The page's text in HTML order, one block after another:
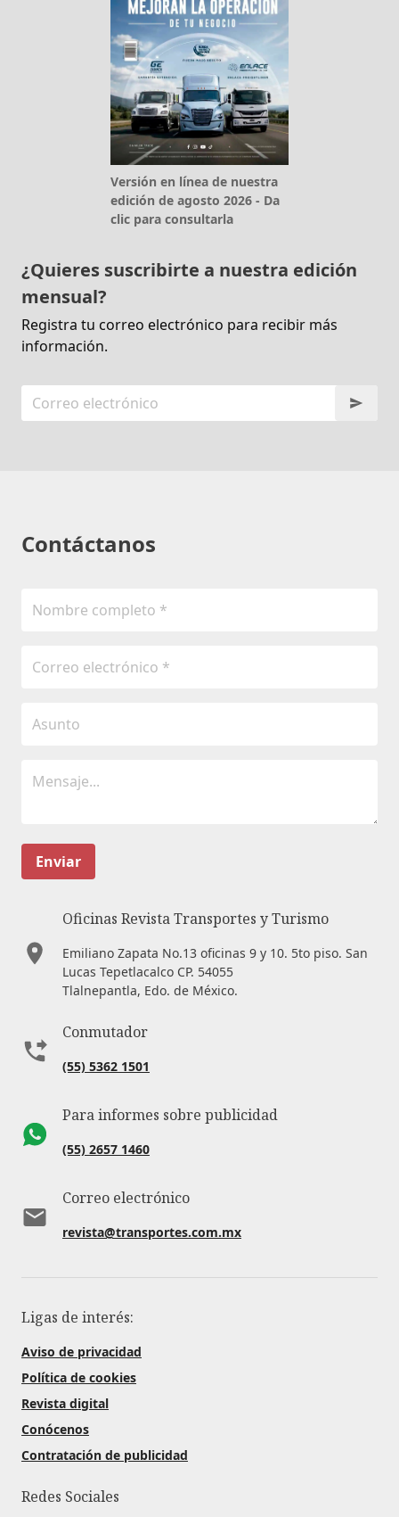
Versión en línea de nuestra
edición de agosto 2026 - Da
clic para consultarla
¿Quieres suscribirte a nuestra edición
mensual?
Registra tu correo electrónico para recibir más
información.
Contáctanos
Enviar
Oficinas Revista Transportes y Turismo
Emiliano Zapata No.13 oficinas 9 y 10. 5to piso. San
Lucas Tepetlacalco CP. 54055
Tlalnepantla, Edo. de México.
Conmutador
(55) 5362 1501
Para informes sobre publicidad
(55) 2657 1460
Correo electrónico
revista@transportes.com.mx
Ligas de interés:
Aviso de privacidad
Política de cookies
Revista digital
Conócenos
Contratación de publicidad
Redes Sociales